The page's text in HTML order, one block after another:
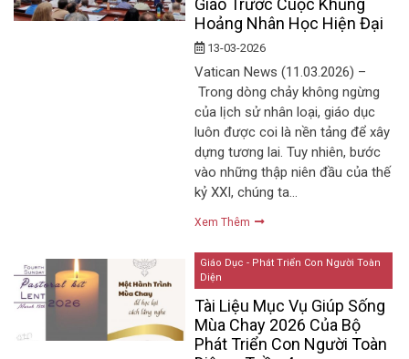
Giáo Trước Cuộc Khủng
Hoảng Nhân Học Hiện Đại
13-03-2026
Vatican News (11.03.2026) –
Trong dòng chảy không ngừng
của lịch sử nhân loại, giáo dục
luôn được coi là nền tảng để xây
dựng tương lai. Tuy nhiên, bước
vào những thập niên đầu của thế
kỷ XXI, chúng ta…
Xem Thêm
Giáo Dục - Phát Triển Con Người Toàn
Diện
Tài Liệu Mục Vụ Giúp Sống
Mùa Chay 2026 Của Bộ
Phát Triển Con Người Toàn